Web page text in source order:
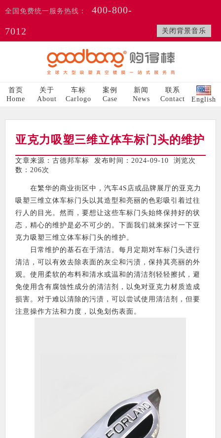
关闭背景音乐
全国免费统一服务热线：
400-800-
7012
首页
Home
关于
About
车标
Carlogo
案例
Case
新闻
News
联系
Contact
English
亚克力吸塑三维立体车标门头的维护
文章来源：古德邦车标 发布时间：2024-09-10 浏览次
数： 206次
在繁华的商业街区中，汽车4S店或品牌展厅的亚克力
吸塑三维立体车标门头以其造型和亮丽的色彩吸引着过往
行人的目光。然而，要想让这些车标门头始终保持好的状
态，精心的维护是必不可少的。下面我们就来探讨一下亚
克力吸塑三维立体车标门头的维护。
日常维护的基石在于清洁。每月定期对车标门头进行
清洁，可以有效去除表面的灰尘和污渍，保持其亮丽的外
观。使用柔软的布料和清水或温和的清洁剂轻轻擦拭，避
免使用含有腐蚀性成分的清洁剂，以免对亚克力材质造成
损害。对于难以清除的污渍，可以尝试使用清洁剂，但要
注意操作方法和力度，以免划伤表面。